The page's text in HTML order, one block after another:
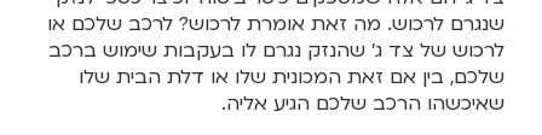
שנגרם לרכוש. מה זאת אומרת לרכוש? לרכב שלכם או
לרכוש של צד ג’ שהנזק נגרם לו בעקבות שימוש ברכב
שלכם, בין אם זאת המכונית שלו או דלת הבית שלו
שאיכשהו הרכב שלכם הגיע אליה.